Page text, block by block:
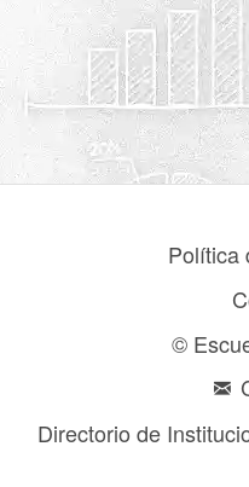
Política
©
Directorio de